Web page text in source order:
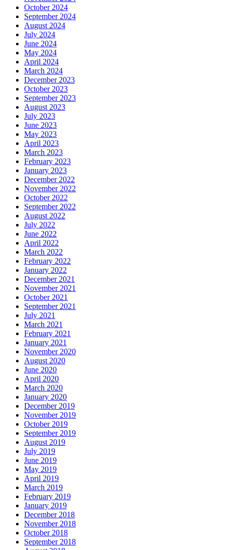
October 2024
September 2024
August 2024
July 2024
June 2024
May 2024
April 2024
March 2024
December 2023
October 2023
September 2023
August 2023
July 2023
June 2023
May 2023
April 2023
March 2023
February 2023
January 2023
December 2022
November 2022
October 2022
September 2022
August 2022
July 2022
June 2022
April 2022
March 2022
February 2022
January 2022
December 2021
November 2021
October 2021
September 2021
July 2021
March 2021
February 2021
January 2021
November 2020
August 2020
June 2020
April 2020
March 2020
January 2020
December 2019
November 2019
October 2019
September 2019
August 2019
July 2019
June 2019
May 2019
April 2019
March 2019
February 2019
January 2019
December 2018
November 2018
October 2018
September 2018